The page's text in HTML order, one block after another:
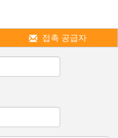
접촉 공급자